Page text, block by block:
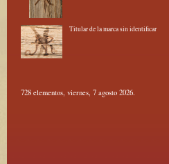
Titular de la marca sin identificar
728 elementos, viernes, 7 agosto 2026.